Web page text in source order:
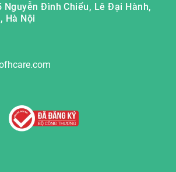
Nguyễn Đình Chiểu, Lê Đại Hành,
Hà Nội